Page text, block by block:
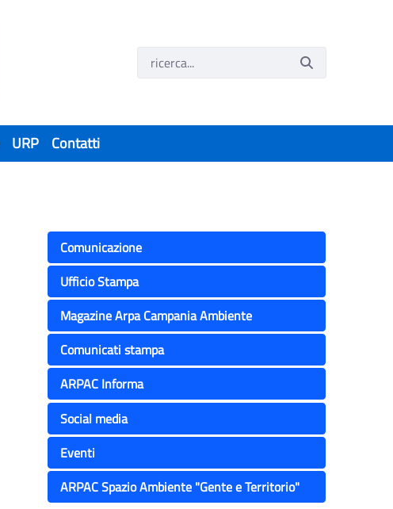
URP Contatti
Comunicazione
Ufficio Stampa
Magazine Arpa Campania Ambiente
Comunicati stampa
ARPAC Informa
Social media
Eventi
ARPAC Spazio Ambiente "Gente e Territorio"